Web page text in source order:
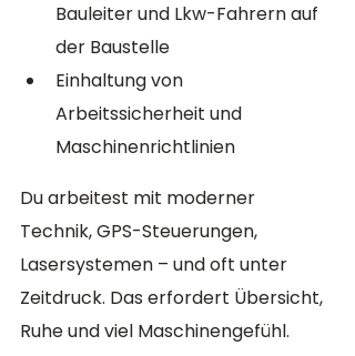
Bauleiter und Lkw-Fahrern auf
der Baustelle
Einhaltung von
Arbeitssicherheit und
Maschinenrichtlinien
Du arbeitest mit moderner
Technik, GPS-Steuerungen,
Lasersystemen – und oft unter
Zeitdruck. Das erfordert Übersicht,
Ruhe und viel Maschinengefühl.